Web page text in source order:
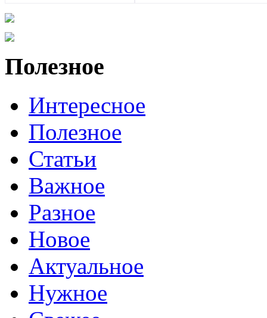
Полезное
Интересное
Полезное
Статьи
Важное
Разное
Новое
Актуальное
Нужное